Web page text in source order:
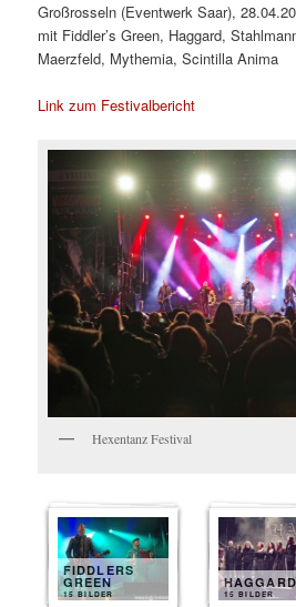
Großrosseln (Eventwerk Saar),
mit Fiddler’s Green, Haggard,
Maerzfeld, Mythemia, Scintilla Anima
Link zum Festivalbericht
Hexentanz Festival
FIDDLERS
GREEN
15 BILDER
HAGGARD
15 BILDER